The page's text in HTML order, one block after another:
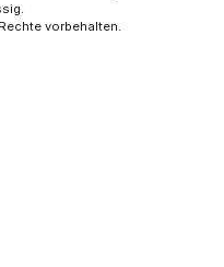
vorbehalten.